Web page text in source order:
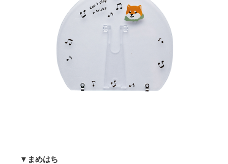
▼まめはち